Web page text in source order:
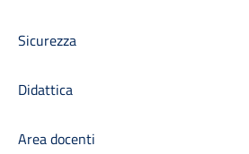
Sicurezza
Didattica
Area docenti